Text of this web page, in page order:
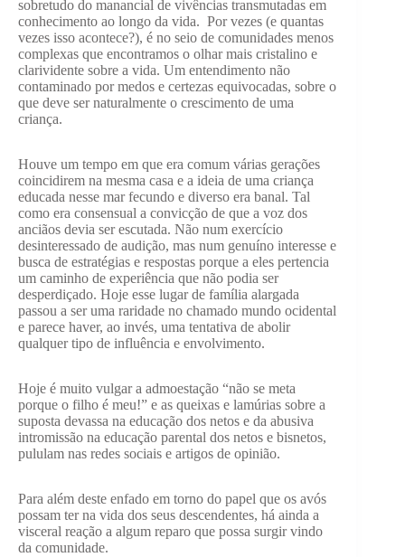
sobretudo do manancial de vivências transmutadas em
conhecimento ao longo da vida. Por vezes (e quantas
vezes isso acontece?), é no seio de comunidades menos
complexas que encontramos o olhar mais cristalino e
clarividente sobre a vida. Um entendimento não
contaminado por medos e certezas equivocadas, sobre o
que deve ser naturalmente o crescimento de uma
criança.
Houve um tempo em que era comum várias gerações
coincidirem na mesma casa e a ideia de uma criança
educada nesse mar fecundo e diverso era banal. Tal
como era consensual a convicção de que a voz dos
anciãos devia ser escutada. Não num exercício
desinteressado de audição, mas num genuíno interesse e
busca de estratégias e respostas porque a eles pertencia
um caminho de experiência que não podia ser
desperdiçado. Hoje esse lugar de família alargada
passou a ser uma raridade no chamado mundo ocidental
e parece haver, ao invés, uma tentativa de abolir
qualquer tipo de influência e envolvimento.
Hoje é muito vulgar a admoestação “não se meta
porque o filho é meu!” e as queixas e lamúrias sobre a
suposta devassa na educação dos netos e da abusiva
intromissão na educação parental dos netos e bisnetos,
pululam nas redes sociais e artigos de opinião.
Para além deste enfado em torno do papel que os avós
possam ter na vida dos seus descendentes, há ainda a
visceral reação a algum reparo que possa surgir vindo
da comunidade.